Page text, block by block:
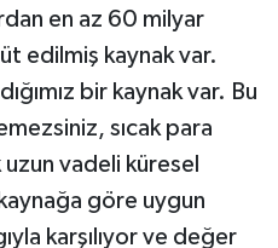
en az 60 milyar
edilmiş kaynak var.
bir kaynak var. Bu
sıcak para
vadeli küresel
göre uygun
karşılıyor ve değer